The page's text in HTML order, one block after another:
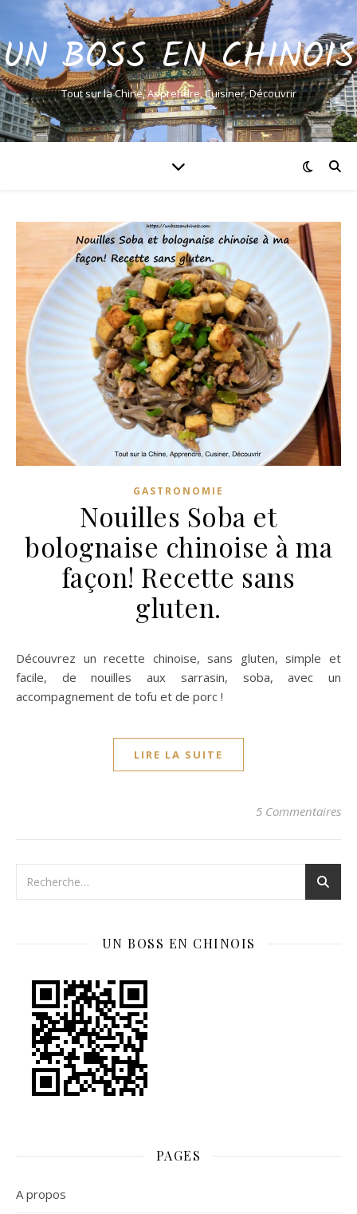
UN BOSS EN CHINOIS
Tout sur la Chine, Apprendre, Cuisiner, Découvrir
GASTRONOMIE
Nouilles Soba et
bolognaise chinoise à ma
façon! Recette sans
gluten.
Découvrez un recette chinoise, sans gluten, simple et
facile, de nouilles aux sarrasin, soba, avec un
accompagnement de tofu et de porc !
LIRE LA SUITE
5 Commentaires
UN BOSS EN CHINOIS
PAGES
A propos